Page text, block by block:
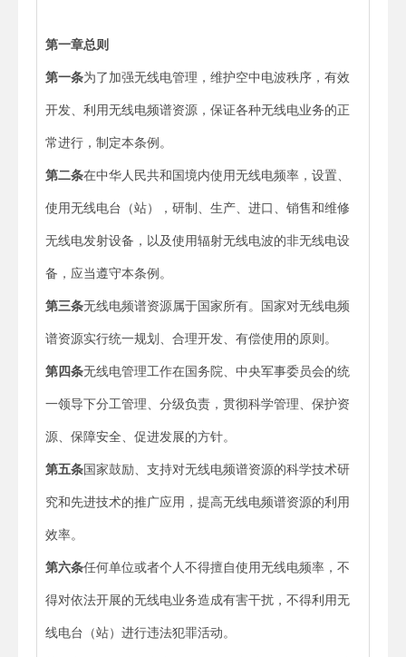
第一章总则
第一条为了加强无线电管理，维护空中电波秩序，有效
开发、利用无线电频谱资源，保证各种无线电业务的正
常进行，制定本条例。
第二条在中华人民共和国境内使用无线电频率，设置、
使用无线电台（站），研制、生产、进口、销售和维修
无线电发射设备，以及使用辐射无线电波的非无线电设
备，应当遵守本条例。
第三条无线电频谱资源属于国家所有。国家对无线电频
谱资源实行统一规划、合理开发、有偿使用的原则。
第四条无线电管理工作在国务院、中央军事委员会的统
一领导下分工管理、分级负责，贯彻科学管理、保护资
源、保障安全、促进发展的方针。
第五条 国家鼓励、支持对无线电频谱资源的科学技术研
究和先进技术的推广应用，提高无线电频谱资源的利用
效率。
第六条任何单位或者个人不得擅自使用无线电频率，不
得对依法开展的无线电业务造成有害干扰，不得利用无
线电台（站）进行违法犯罪活动。